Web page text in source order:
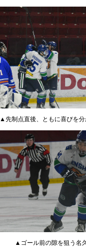
▲先制点直後、ともに喜びを分
▲ゴール前の隙を狙う名